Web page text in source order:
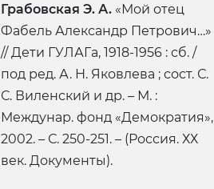
Грабовская Э. А. «Мой отец
Фабель Александр Петрович…»
// Дети ГУЛАГа, 1918-1956 : сб. /
под ред. А. Н. Яковлева ; сост. С.
С. Виленский и др. – М. :
Междунар. фонд «Демократия»,
2002. – С. 250-251. – (Россия. ХХ
век. Документы).